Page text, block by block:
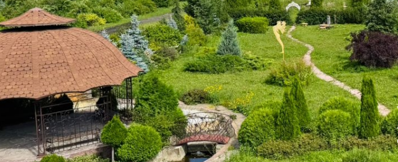
Озеленение
Создайте красивую и экологичную среду с помощью профессионального
ландшафтного дизайна, посадки и ухода за растениями.
Посмотреть услугу